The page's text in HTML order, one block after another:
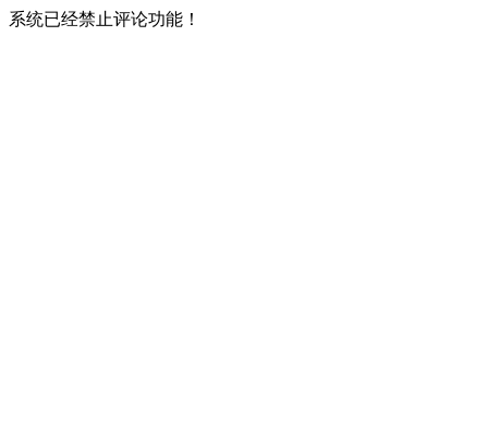
系统已经禁止评论功能！